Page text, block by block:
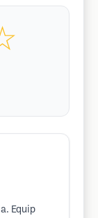
Equip